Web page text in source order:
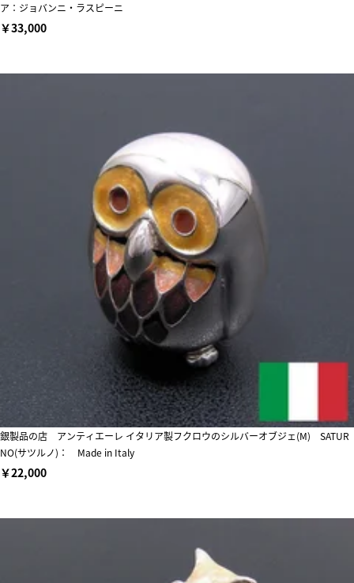
ア：ジョバンニ・ラスピーニ
￥33,000
銀製品の店 アンティエーレ イタリア製フクロウのシルバーオブジェ(M) SATUR
NO(サツルノ)： Made in Italy
￥22,000